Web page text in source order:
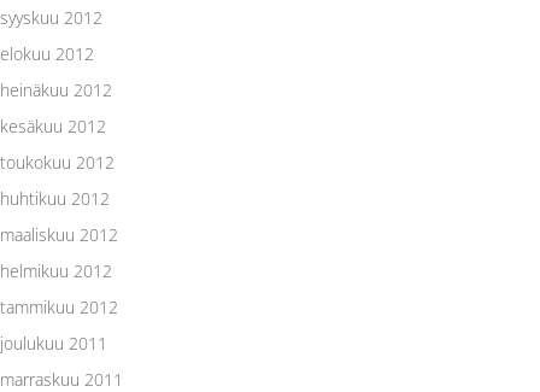
syyskuu 2012
elokuu 2012
heinäkuu 2012
kesäkuu 2012
toukokuu 2012
huhtikuu 2012
maaliskuu 2012
helmikuu 2012
tammikuu 2012
joulukuu 2011
marraskuu 2011